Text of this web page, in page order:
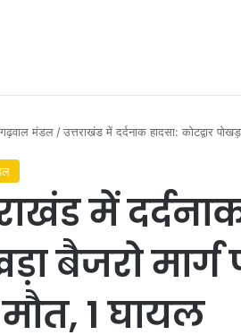
गढ़वाल मंडल /उत्तराखंड में दर्दनाक हादसा: कोटद्वार
में
बैजरो
1 घायल